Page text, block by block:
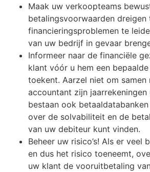
Maak uw verkoopteams
betalingsvoorwaarden dreigen
financieringsproblemen te
van uw bedrijf in gevaar
Informeer naar de financiële
klant vóór u hem een
toekent. Aarzel niet om samen
accountant zijn
bestaan ook
over de solvabiliteit en de
van uw debiteur kunt vinden.
Beheer uw risico’s! Als er veel
en dus het risico toeneemt,
uw klant de vooruitbetaling